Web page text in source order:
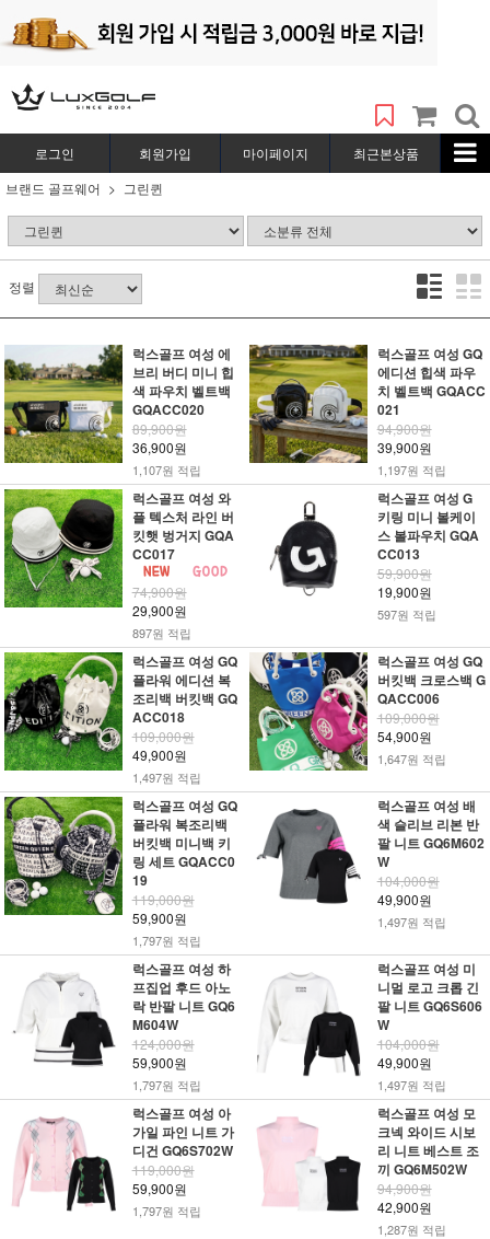
로그인 회원가입 마이페이지
최근본상품
브랜드 골프웨어
그린퀸
정렬
럭스골프 여성 에
브리 버디 미니 힙
색 파우치 벨트백
GQACC020
89,900원
36,900원
1,107원 적립
럭스골프 여성 GQ
에디션 힙색 파우
치 벨트백 GQACC
021
94,900원
39,900원
1,197원 적립
럭스골프 여성 와
플 텍스처 라인 버
킷햇 벙거지 GQA
CC017
74,900원
29,900원
897원 적립
럭스골프 여성 G
키링 미니 볼케이
스 볼파우치 GQA
CC013
59,900원
19,900원
597원 적립
럭스골프 여성 GQ
플라워 에디션 복
조리백 버킷백 GQ
ACC018
109,000원
49,900원
1,497원 적립
럭스골프 여성 GQ
버킷백 크로스백 G
QACC006
109,000원
54,900원
1,647원 적립
럭스골프 여성 GQ
플라워 복조리백
버킷백 미니백 키
링 세트 GQACC0
19
119,000원
59,900원
1,797원 적립
럭스골프 여성 배
색 슬리브 리본 반
팔 니트 GQ6M602
W
104,000원
49,900원
1,497원 적립
럭스골프 여성 하
프집업 후드 아노
락 반팔 니트 GQ6
M604W
124,000원
59,900원
1,797원 적립
럭스골프 여성 미
니멀 로고 크롭 긴
팔 니트 GQ6S606
W
104,000원
49,900원
1,497원 적립
럭스골프 여성 아
가일 파인 니트 가
디건 GQ6S702W
119,000원
59,900원
1,797원 적립
럭스골프 여성 모
크넥 와이드 시보
리 니트 베스트 조
끼 GQ6M502W
94,900원
42,900원
1,287원 적립